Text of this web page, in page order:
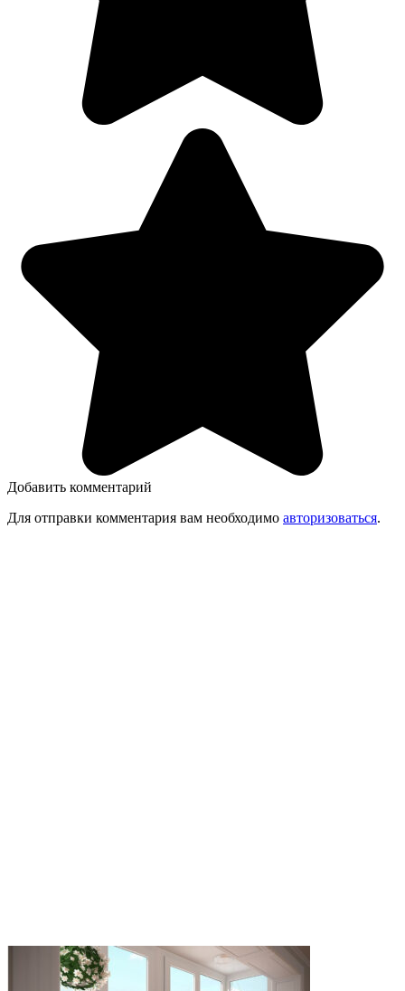
Добавить комментарий
Для отправки комментария вам необходимо авторизоваться.